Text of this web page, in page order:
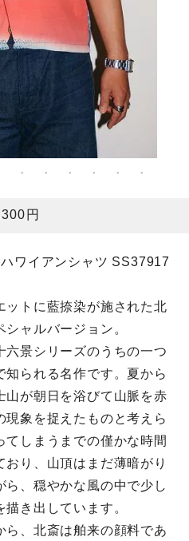
円
ワイアンシャツ SS37917
トに藍捺染が施された北
ャルバージョン。
景シリーズのうちの一つ
知られる名作です。夏から
山が朝日を浴びて山脈を赤
現象を捉えたものと考えら
てしまうまでの僅かな時間
り、山頂はまだ薄暗がり
ら、穏やかな風の中で少し
き出しています。
、北斎は舶来の顔料であ